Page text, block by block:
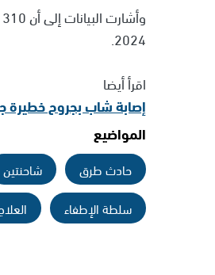
2024.
اقرأ أيضا
إصابة شاب بجروح خطيرة
المواضيع
حادث طرق شاحنتين
سلطة الإطفاء